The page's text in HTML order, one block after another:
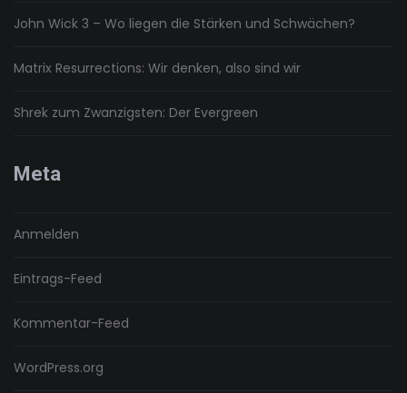
John Wick 3 – Wo liegen die Stärken und Schwächen?
Matrix Resurrections: Wir denken, also sind wir
Shrek zum Zwanzigsten: Der Evergreen
Meta
Anmelden
Eintrags-Feed
Kommentar-Feed
WordPress.org